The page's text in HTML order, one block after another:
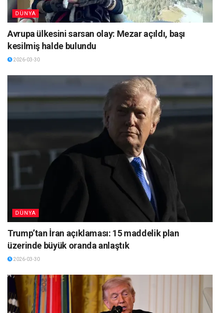
DÜNYA
Avrupa ülkesini sarsan olay: Mezar açıldı, başı
kesilmiş halde bulundu
2026-03-30
DÜNYA
Trump’tan İran açıklaması: 15 maddelik plan
üzerinde büyük oranda anlaştık
2026-03-30